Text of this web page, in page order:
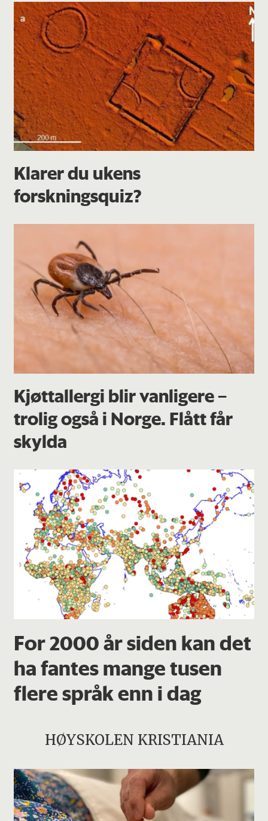
Klarer du ukens
forskningsquiz?
Kjøttallergi blir vanligere –
trolig også i Norge. Flått får
skylda
For 2000 år siden kan det
ha fantes mange tusen
flere språk enn i dag
HØYSKOLEN KRISTIANIA